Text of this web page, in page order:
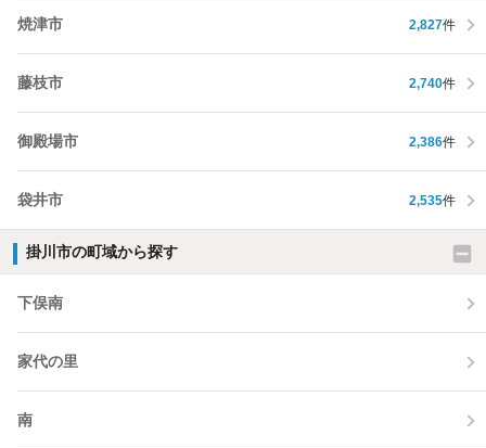
焼津市 2,827件
藤枝市 2,740件
御殿場市 2,386件
袋井市 2,535件
掛川市の町域から探す
下俣南
家代の里
南